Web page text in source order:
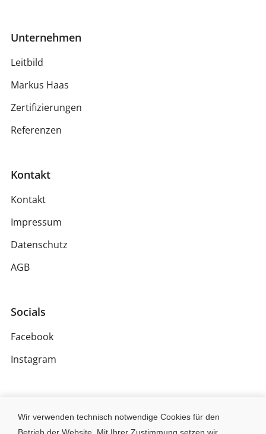
Unternehmen
Leitbild
Markus Haas
Zertifizierungen
Referenzen
Kontakt
Kontakt
Impressum
Datenschutz
AGB
Socials
Facebook
Instagram
Wir verwenden technisch notwendige Cookies für den